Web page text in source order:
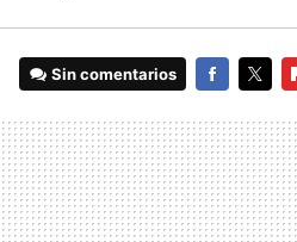
Sin comentarios